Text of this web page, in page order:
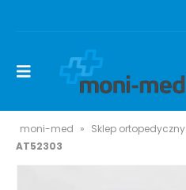
moni-med » Sklep ortopedyczny
AT52303